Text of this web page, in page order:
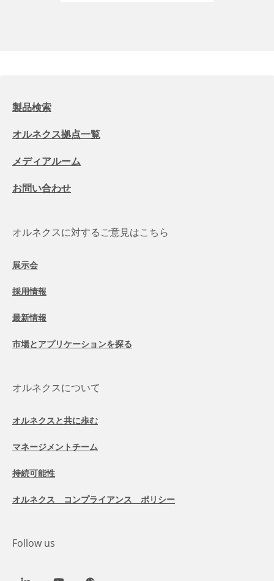
製品検索
オルネクス拠点一覧
メディアルーム
お問い合わせ
オルネクスに対するご意見はこちら
展示会
採用情報
最新情報
市場とアプリケーションを探る
オルネクスについて
オルネクスと共に歩む
マネージメントチーム
持続可能性
オルネクス コンプライアンス ポリシー
Follow us